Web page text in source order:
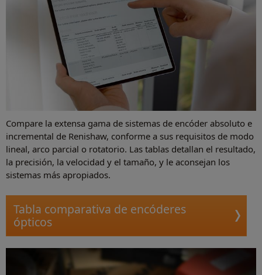
Compare la extensa gama de sistemas de encóder absoluto e
incremental de Renishaw, conforme a sus requisitos de modo
lineal, arco parcial o rotatorio. Las tablas detallan el resultado,
la precisión, la velocidad y el tamaño, y le aconsejan los
sistemas más apropiados.
Tabla comparativa de encóderes
ópticos